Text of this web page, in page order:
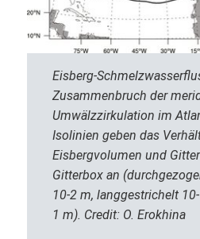
Eisberg-
Zusammenbruch der
Umwälzzirkulation im
Isolinien geben das
Eisbergvolumen und
Gitterbox an
10-2 m, langgestrichelt
1 m). Credit: O. Erokhina